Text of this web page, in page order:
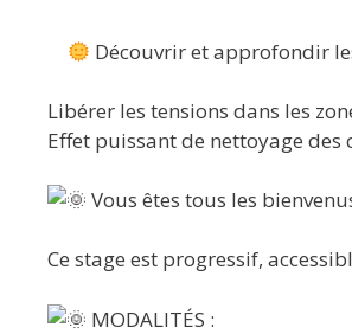
Découvrir et approfondir
Libérer les tensions dans les
Effet puissant de nettoyage
Vous êtes tous les
Ce stage est progressif,
MODALITÉS :